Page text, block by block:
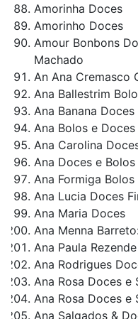
Amorinha Doces
Amorinho Doces
Amour Bonbons
Machado
An Ana Cremasco
Ana Ballestrim
Ana Banana Doces
Ana Bolos e Doces
Ana Carolina
Ana Doces e Bolos
Ana Formiga
Ana Lucia Doces
Ana Maria Doces
Ana Menna
Ana Paula
Ana Rodrigues
Ana Rosa Doces e
Ana Rosa Doces e
Ana Salgados &